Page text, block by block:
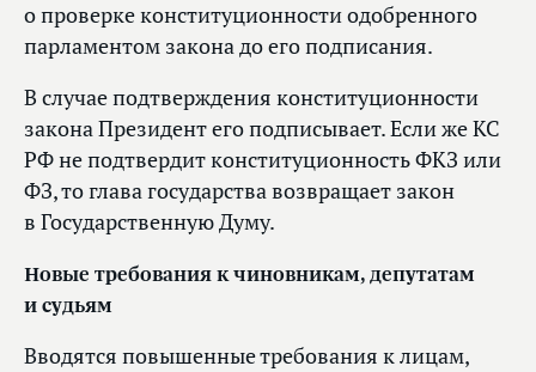
о проверке конституционности одобренного
парламентом закона до его подписания.
В случае подтверждения конституционности
закона Президент его подписывает. Если же КС
РФ не подтвердит конституционность ФКЗ или
ФЗ, то глава государства возвращает закон
в Государственную Думу.
Новые требования к чиновникам, депутатам
и судьям
Вводятся повышенные требования к лицам,